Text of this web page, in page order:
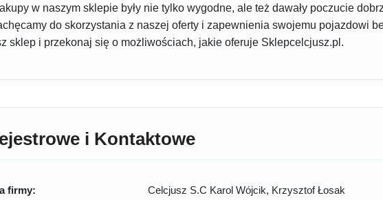
w naszym sklepie były nie tylko wygodne, ale też dawały poczucie
do skorzystania z naszej oferty i zapewnienia swojemu pojazdowi
sklep i przekonaj się o możliwościach, jakie oferuje Sklepcelcjusz.pl.
i Kontaktowe
firmy: Celcjusz S.C Karol Wójcik, Krzysztof Łosak